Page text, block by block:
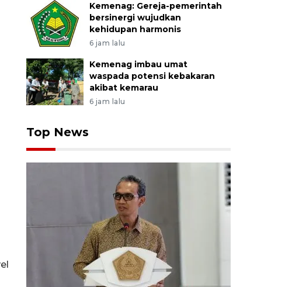
Kemenag: Gereja-pemerintah
bersinergi wujudkan
kehidupan harmonis
6 jam lalu
Kemenag imbau umat
waspada potensi kebakaran
akibat kemarau
6 jam lalu
Top News